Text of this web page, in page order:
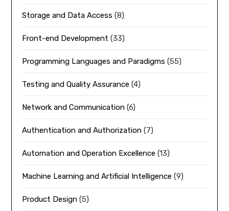
Storage and Data Access (8)
Front-end Development (33)
Programming Languages and Paradigms (55)
Testing and Quality Assurance (4)
Network and Communication (6)
Authentication and Authorization (7)
Automation and Operation Excellence (13)
Machine Learning and Artificial Intelligence (9)
Product Design (5)